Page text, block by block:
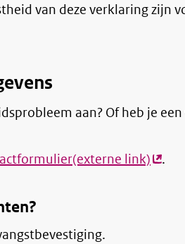
van deze verklaring zijn
aan? Of heb je
link) .